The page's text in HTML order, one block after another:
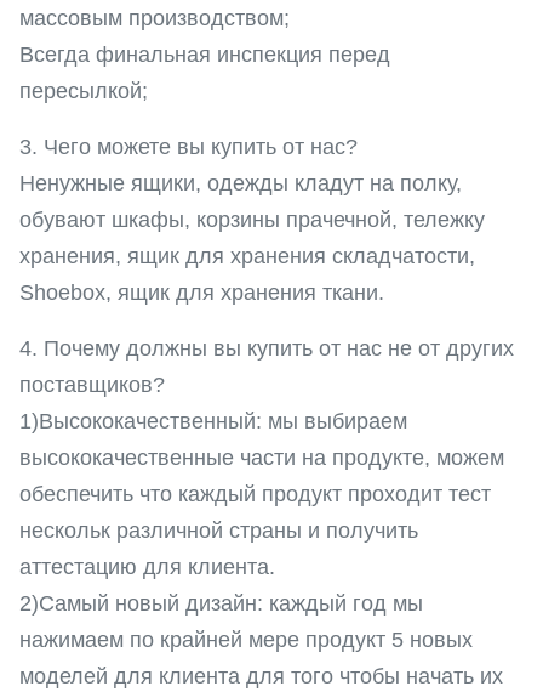
массовым производством;
Всегда финальная инспекция перед
пересылкой;
3. Чего можете вы купить от нас?
Ненужные ящики, одежды кладут на полку,
обувают шкафы, корзины прачечной, тележку
хранения, ящик для хранения складчатости,
Shoebox, ящик для хранения ткани.
4. Почему должны вы купить от нас не от других
поставщиков?
1)Высококачественный: мы выбираем
высококачественные части на продукте, можем
обеспечить что каждый продукт проходит тест
нескольк различной страны и получить
аттестацию для клиента.
2)Самый новый дизайн: каждый год мы
нажимаем по крайней мере продукт 5 новых
моделей для клиента для того чтобы начать их